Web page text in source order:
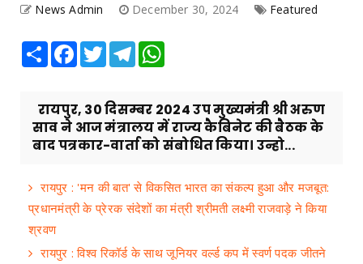
News Admin December 30, 2024 Featured
Share Facebook
TwitterTelegram
रायपुर, 30 दिसम्बर 2024 उप मुख्यमंत्री श्री अरुण
साव ने आज मंत्रालय में राज्य कैबिनेट की बैठक के
बाद पत्रकार-वार्ता को संबोधित किया। उन्हो...
रायपुर : 'मन की बात' से विकसित भारत का संकल्प हुआ और मजबूत:
प्रधानमंत्री के प्रेरक संदेशों का मंत्री श्रीमती लक्ष्मी राजवाड़े ने किया
श्रवण
रायपुर : विश्व रिकॉर्ड के साथ जूनियर वर्ल्ड कप में स्वर्ण पदक जीतने